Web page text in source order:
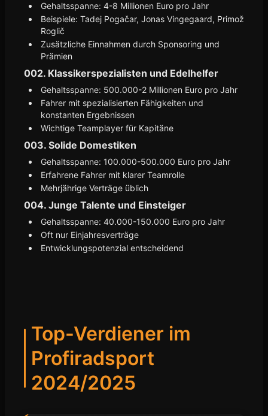
Gehaltsspanne: 4-8 Millionen Euro pro Jahr
Beispiele: Tadej Pogačar, Jonas Vingegaard, Primož
Roglič
Zusätzliche Einnahmen durch Sponsoring und
Prämien
002. Klassikerspezialisten und Edelhelfer
Gehaltsspanne: 500.000-2 Millionen Euro pro Jahr
Fahrer mit spezialisierten Fähigkeiten und
konstanten Ergebnissen
Wichtige Teamplayer für Kapitäne
003. Solide Domestiken
Gehaltsspanne: 100.000-500.000 Euro pro Jahr
Erfahrene Fahrer mit klarer Teamrolle
Mehrjährige Verträge üblich
004. Junge Talente und Einsteiger
Gehaltsspanne: 40.000-150.000 Euro pro Jahr
Oft nur Einjahresverträge
Entwicklungspotenzial entscheidend
Top-Verdiener im
Profiradsport
2024/2025